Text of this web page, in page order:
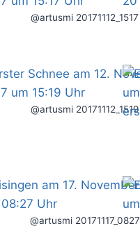
@artusmi 20171112_1517
@artusmi 20171112_1519
@artusmi 20171117_0827